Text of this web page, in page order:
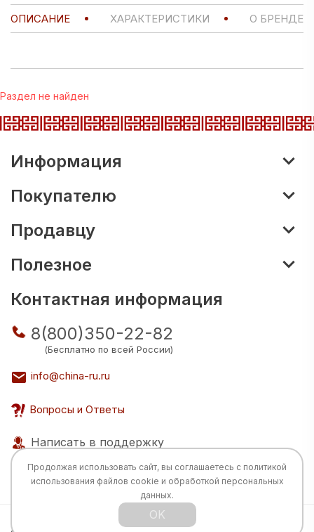
ОПИСАНИЕ ХАРАКТЕРИСТИКИ О БРЕНДЕ
Раздел не найден
Информация
Покупателю
Продавцу
Полезное
Контактная информация
8(800)350-22-82
(Бесплатно по всей России)
info@china-ru.ru
Вопросы и Ответы
Написать в поддержку
Все права защищены © 2026 Разработка:
Продолжая использовать сайт, вы соглашаетесь с политикой
использования файлов cookie и обработкой персональных
данных.
OK